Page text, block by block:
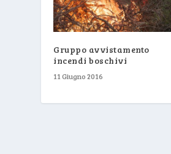
Gruppo avvistamento
incendi boschivi
11 Giugno 2016